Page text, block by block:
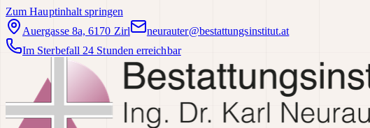
Zum Hauptinhalt springen
Auergasse 8a, 6170 Zirl
neurauter@bestattungsinstitut.at
Im Sterbefall 24 Stunden erreichbar